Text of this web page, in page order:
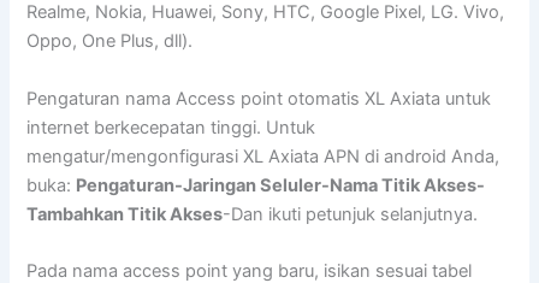
Realme, Nokia, Huawei, Sony, HTC, Google Pixel, LG. Vivo,
Oppo, One Plus, dll).
Pengaturan nama Access point otomatis XL Axiata untuk
internet berkecepatan tinggi. Untuk
mengatur/mengonfigurasi XL Axiata APN di android Anda,
buka: Pengaturan-Jaringan Seluler-Nama Titik Akses-
Tambahkan Titik Akses-Dan ikuti petunjuk selanjutnya.
Pada nama access point yang baru, isikan sesuai tabel